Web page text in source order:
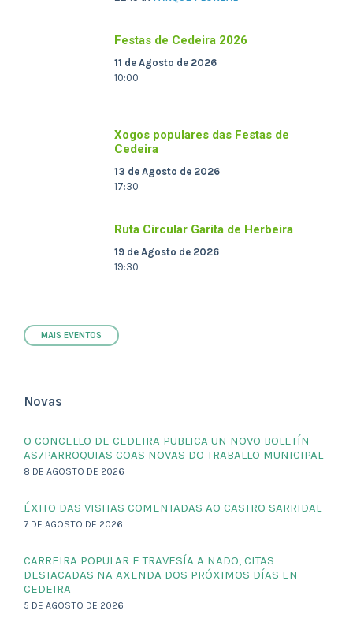
Festas de Cedeira 2026
11 de Agosto de 2026
10:00
Xogos populares das Festas de
Cedeira
13 de Agosto de 2026
17:30
Ruta Circular Garita de Herbeira
19 de Agosto de 2026
19:30
MAIS EVENTOS
Novas
O CONCELLO DE CEDEIRA PUBLICA UN NOVO BOLETÍN
AS7PARROQUIAS COAS NOVAS DO TRABALLO MUNICIPAL
8 DE AGOSTO DE 2026
ÉXITO DAS VISITAS COMENTADAS AO CASTRO SARRIDAL
7 DE AGOSTO DE 2026
CARREIRA POPULAR E TRAVESÍA A NADO, CITAS
DESTACADAS NA AXENDA DOS PRÓXIMOS DÍAS EN
CEDEIRA
5 DE AGOSTO DE 2026